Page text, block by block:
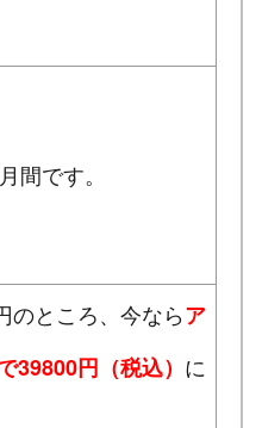
間です。
のところ、今ならア
39800円（税込） に